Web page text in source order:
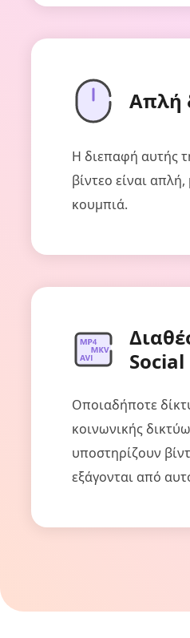
Απλή
Η διεπαφή αυτής
βίντεο είναι
κουμπιά.
Οποιαδήποτε
κοινωνικής
υποστηρίζουν
εξάγονται από